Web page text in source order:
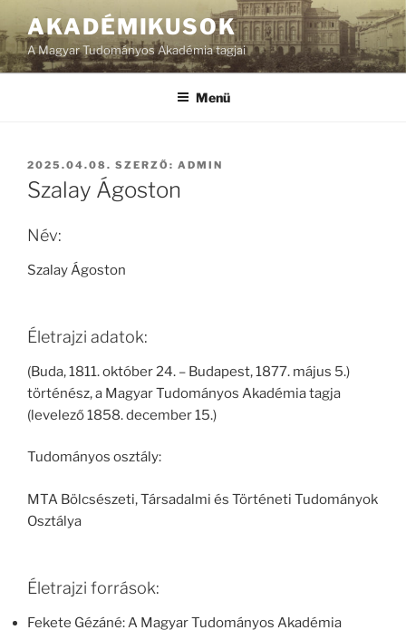
AKADÉMIKUSOK
A Magyar Tudományos Akadémia tagjai
Menü
BEKÜLDVE:
2025.04.08. SZERZŐ: ADMIN
Szalay Ágoston
Név:
Szalay Ágoston
Életrajzi adatok:
(Buda, 1811. október 24. – Budapest, 1877. május 5.)
történész, a Magyar Tudományos Akadémia tagja
(levelező 1858. december 15.)
Tudományos osztály:
MTA Bölcsészeti, Társadalmi és Történeti Tudományok
Osztálya
Életrajzi források:
Fekete Gézáné: A Magyar Tudományos Akadémia